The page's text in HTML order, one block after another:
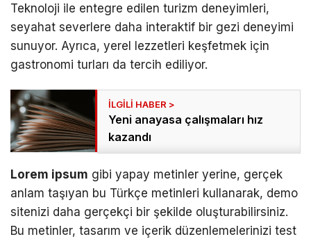
Teknoloji ile entegre edilen turizm deneyimleri,
seyahat severlere daha interaktif bir gezi deneyimi
sunuyor. Ayrıca, yerel lezzetleri keşfetmek için
gastronomi turları da tercih ediliyor.
Yeni anayasa çalışmaları hız
kazandı
Lorem ipsum gibi yapay metinler yerine, gerçek
anlam taşıyan bu Türkçe metinleri kullanarak, demo
sitenizi daha gerçekçi bir şekilde oluşturabilirsiniz.
Bu metinler, tasarım ve içerik düzenlemelerinizi test